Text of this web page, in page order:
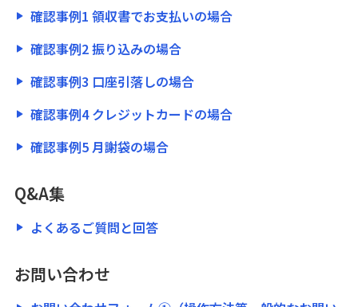
確認事例1 領収書でお支払いの場合
確認事例2 振り込みの場合
確認事例3 口座引落しの場合
確認事例4 クレジットカードの場合
確認事例5 月謝袋の場合
Q&A集
よくあるご質問と回答
お問い合わせ